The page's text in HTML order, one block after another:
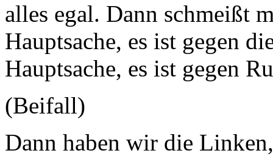
alles egal. Dann schmeißt
Hauptsache, es ist gegen
Hauptsache, es ist gegen
(Beifall)
Dann haben wir die